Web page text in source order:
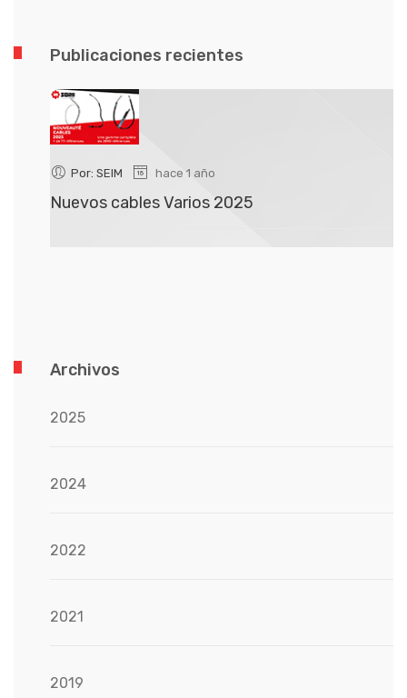
Publicaciones recientes
Por: SEIM hace 1 año
Nuevos cables Varios 2025
Archivos
2025
2024
2022
2021
2019